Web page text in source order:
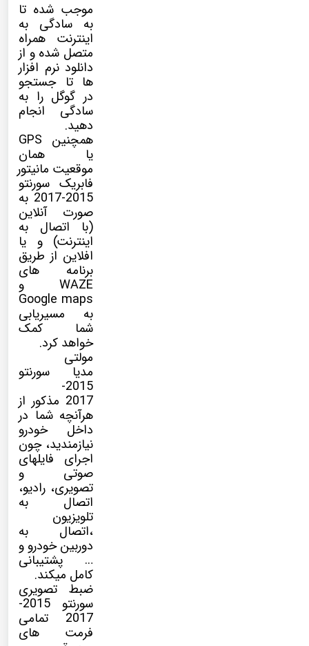
موجب شده تا
به سادگی به
اینترنت همراه
متصل شده و از
دانلود نرم افزار
ها تا جستجو
در گوگل را به
سادگی انجام
دهید.
همچنین GPS
یا همان
موقعیت مانیتور
فابریک سورنتو
2015-2017 به
صورت آنلاین
(با اتصال به
اینترنت) و یا
افلاین از طریق
برنامه های
WAZE و
Google maps
به مسیریابی
شما کمک
خواهد کرد.
مولتی
مدیا سورنتو
2015-
2017 مذکور از
هرآنچه شما در
داخل خودرو
نیازمندید، چون
اجرای فایلهای
صوتی و
تصویری، رادیو،
اتصال به
تلویزیون
،اتصال به
دوربین خودرو و
… پشتیبانی
کامل میکند.
ضبط تصویری
سورنتو 2015-
2017 تمامی
فرمت های